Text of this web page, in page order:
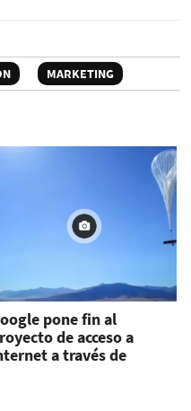
MARKETING
pone fin al
de acceso a
a través de